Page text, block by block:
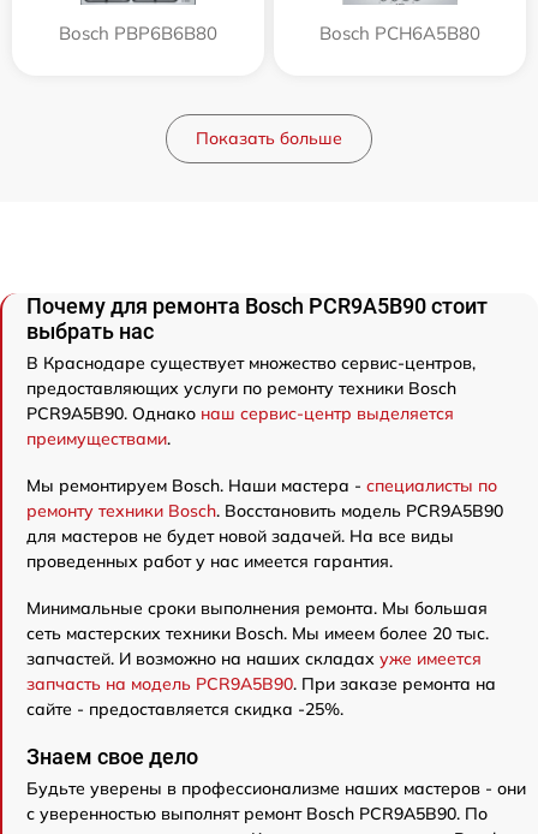
Bosch PBP6B6B80 Bosch PCH6A5B80
Показать больше
Почему для ремонта Bosch PCR9A5B90 стоит
выбрать нас
В Краснодаре существует множество сервис-центров,
предоставляющих услуги по ремонту техники Bosch
PCR9A5B90. Однако наш сервис-центр выделяется
преимуществами.
Мы ремонтируем Bosch. Наши мастера - специалисты по
ремонту техники Bosch. Восстановить модель PCR9A5B90
для мастеров не будет новой задачей. На все виды
проведенных работ у нас имеется гарантия.
Минимальные сроки выполнения ремонта. Мы большая
сеть мастерских техники Bosch. Мы имеем более 20 тыс.
запчастей. И возможно на наших складах уже имеется
запчасть на модель PCR9A5B90. При заказе ремонта на
сайте - предоставляется скидка -25%.
Знаем свое дело
Будьте уверены в профессионализме наших мастеров - они
с уверенностью выполнят ремонт Bosch PCR9A5B90. По